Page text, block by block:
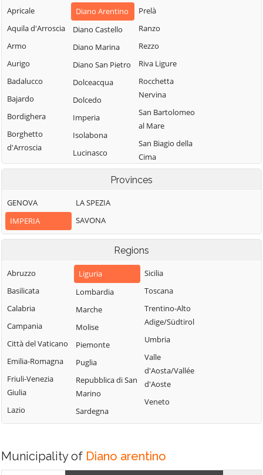
Apricale
Aquila d'Arroscia
Armo
Aurigo
Badalucco
Bajardo
Bordighera
Borghetto
d'Arroscia
Borgomaro
Caravonica
Castel Vittorio
Castellaro
Cervo
Cesio
Chiusanico
Chiusavecchia
Cipressa
Civezza
Cosio d'Arroscia
Diano Arentino
Diano Castello
Diano Marina
Diano San Pietro
Dolceacqua
Dolcedo
Imperia
Isolabona
Lucinasco
Mendatica
Montalto
Carpasio
Montegrosso
Olivetta San
Michele
Pigna
Pompeiana
Prelà
Ranzo
Rezzo
Riva Ligure
Rocchetta
Nervina
San Bartolomeo
al Mare
San Biagio della
Cima
Mare
Seborga
Soldano
Taggia
Terzorio
Triora
Vallebona
Vallecrosia
Provinces
GENOVA
IMPERIA
LA SPEZIA
SAVONA
Regions
Abruzzo
Basilicata
Calabria
Campania
Città del Vaticano
Emilia-Romagna
Friuli-Venezia
Giulia
Lazio
Liguria
Lombardia
Marche
Molise
Piemonte
Puglia
Repubblica di San
Marino
Sardegna
Sicilia
Toscana
Trentino-Alto
Adige/Südtirol
Umbria
Valle
d'Aosta/Vallée
d'Aoste
Veneto
Municipality of Diano arentino